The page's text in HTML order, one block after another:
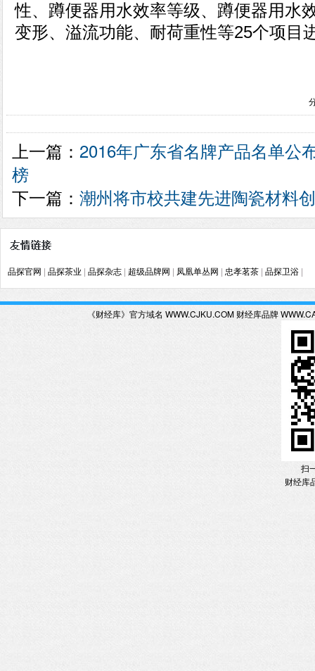
性、蹲便器用水效率等级、蹲便器用水
变形、溢流功能、耐荷重性等25个项目
上一篇： 2016年广东省名牌产品名单公
榜
下一篇： 潮州将市校共建先进陶瓷材料
品探官网 品探茶业 品探杂志 超级品牌网 凤凰单丛网 忠孝茗茶 品探卫浴
《财经库》官方域名 WWW.CJKU.COM 财经库品牌
扫
财经库